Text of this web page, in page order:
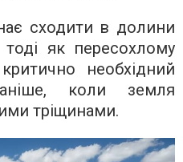
сходити в долини
як пересохлому
необхідний
коли земля
тріщинами.